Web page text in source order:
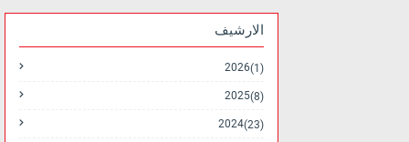
الارشيف
2026 (1)
2025 (8)
2024 (23)